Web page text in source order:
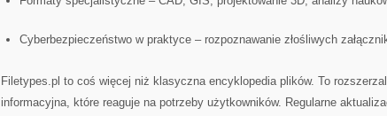
Cyberbezpieczeństwo w praktyce – rozpoznawanie złośliwych
Filetypes.pl to coś więcej niż klasyczna encyklopedia plików. To
informacyjna, które reaguje na potrzeby użytkowników. Regularne